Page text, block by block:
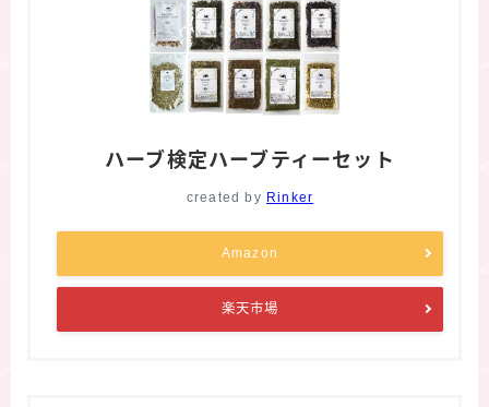
ハーブ検定ハーブティーセット
created by Rinker
Amazon
楽天市場